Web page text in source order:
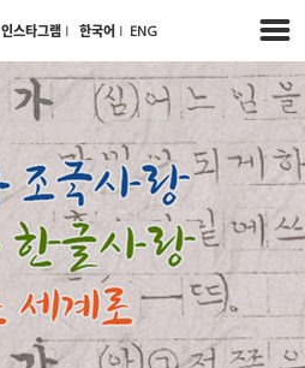
인스타그램 l 한국어 l ENG